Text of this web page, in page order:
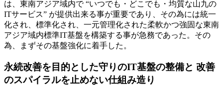
は、東南アジア域内で “いつでも・どこでも・均質な山九の
ITサービス” が提供出来る事が重要であり、その為には統一
化され、標準化され、一元管理化された柔軟かつ強固な東南
アジア域内標準IT基盤を構築する事が急務であった。その
為、まずその基盤強化に着手した。
永続改善を目的とした守りのIT基盤の整備と 改善
のスパイラルを止めない仕組み造り